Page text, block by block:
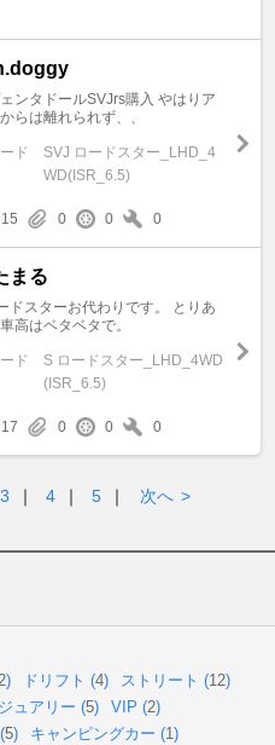
ンタドールSVJrs購入 やはりア
らは離れられず、、
ド
SVJ ロードスター_LHD_4
WD(ISR_6.5)
15 0 0 0
まる
ドスターお代わりです。 とりあ
高はベタベタで。
ド
S ロードスター_LHD_4WD
(ISR_6.5)
17 0 0 0
3 ｜ 4 ｜ 5 ｜ 次へ >
) ドリフト (4) ストリート (12)
ュアリー (5) VIP (2)
5) キャンピングカー (1)